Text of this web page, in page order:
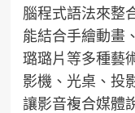
腦程式語法來整
能結合手繪動畫
璐璐片等多種藝
影機、光桌、投
讓影音複合媒體